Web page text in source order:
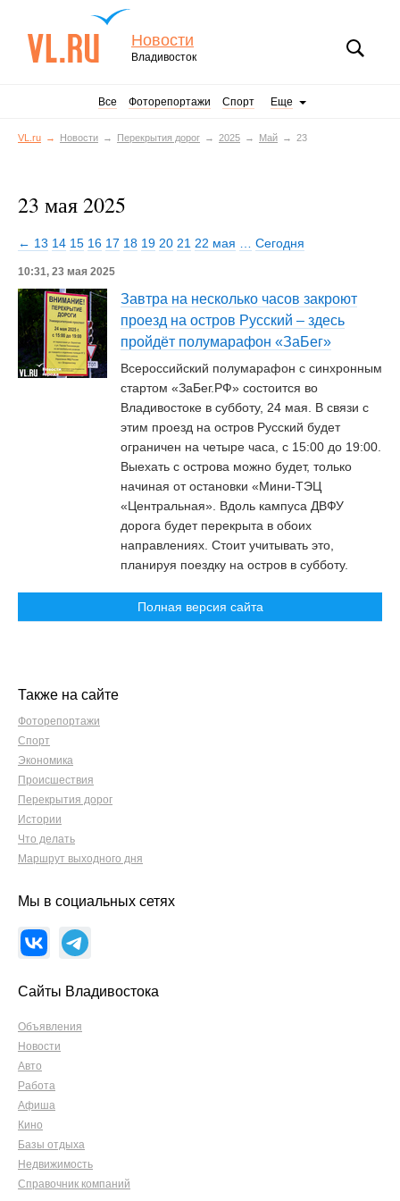
Новости
Владивосток
Все Фоторепортажи Спорт Еще
VL.ru Новости Перекрытия дорог 2025 Май 23
23 мая 2025
← 13 14 15 16 17 18 19 20 21 22 мая Сегодня
10:31, 23 мая 2025
Завтра на несколько часов закроют
проезд на остров Русский – здесь
пройдёт полумарафон «ЗаБег»
Всероссийский полумарафон с синхронным
стартом «ЗаБег.РФ» состоится во
Владивостоке в субботу, 24 мая. В связи с
этим проезд на остров Русский будет
ограничен на четыре часа, с 15:00 до 19:00.
Выехать с острова можно будет, только
начиная от остановки «Мини-ТЭЦ
«Центральная». Вдоль кампуса ДВФУ
дорога будет перекрыта в обоих
направлениях. Стоит учитывать это,
планируя поездку на остров в субботу.
Полная версия сайта
Также на сайте
Фоторепортажи
Спорт
Экономика
Происшествия
Перекрытия дорог
Истории
Что делать
Маршрут выходного дня
Мы в социальных сетях
Сайты Владивостока
Объявления
Новости
Авто
Работа
Афиша
Кино
Базы отдыха
Недвижимость
Справочник компаний